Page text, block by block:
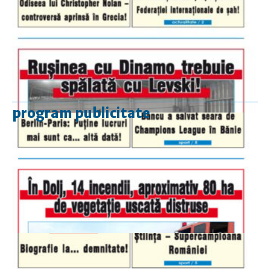
program publicitate
luni-vineri
9.00 - 17.00
duminică
9.00 - 12.00